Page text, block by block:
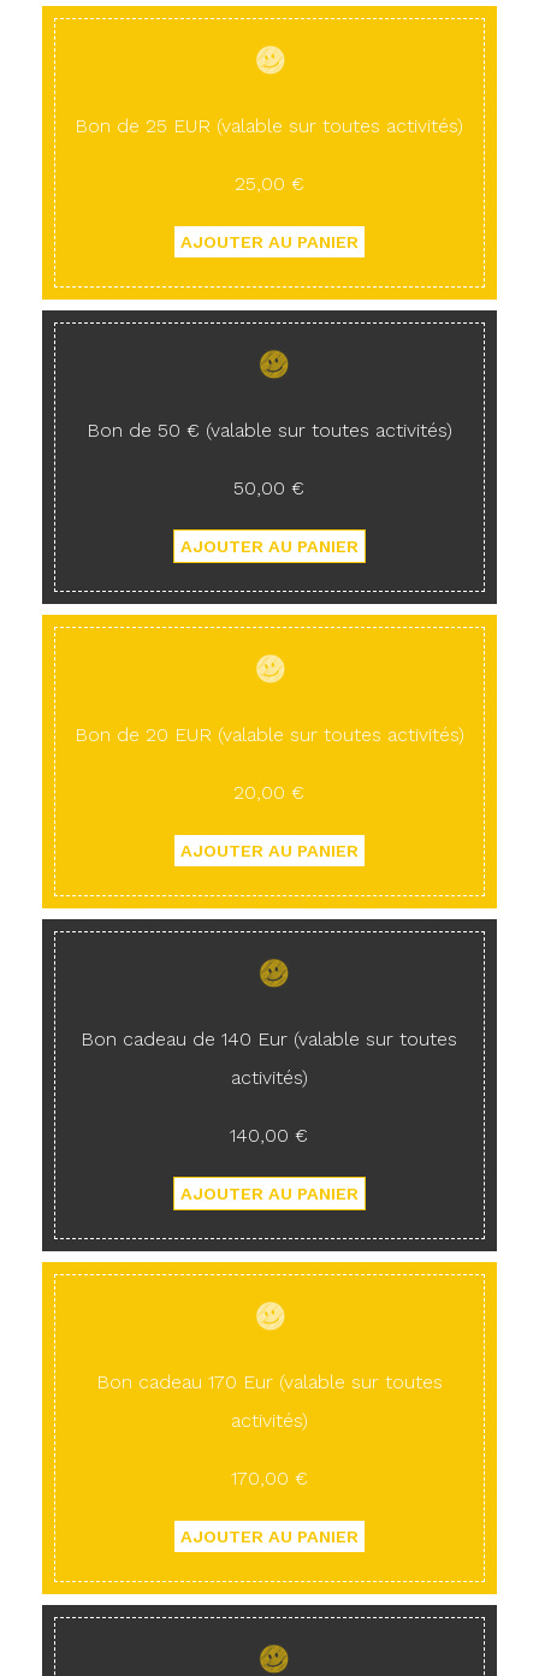
Bon de 25 EUR (valable sur toutes activités)
25,00 €
Bon de 50 € (valable sur toutes activités)
50,00 €
Bon de 20 EUR (valable sur toutes activités)
20,00 €
Bon cadeau de 140 Eur (valable sur toutes
activités)
140,00 €
Bon cadeau 170 Eur (valable sur toutes
activités)
170,00 €